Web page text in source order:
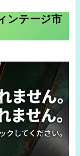
ンテージ市